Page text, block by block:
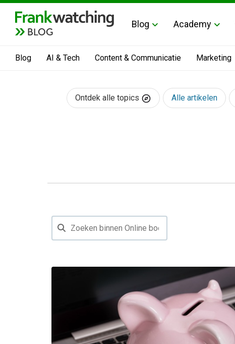
BLOG
Blog Academy
Blog AI & Tech Content & Communicatie Marketing
Ontdek alle topics Alle artikelen